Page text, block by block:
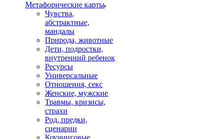
Mетафорические карты
Чувства,
абстрактные,
мандалы
Природа, животные
Дети, подростки,
внутренний ребенок
Ресурсы
Универсальные
Отношения, секс
Женские, мужские
Травмы, кризисы,
страхи
Род, предки,
сценарии
Коучинговые